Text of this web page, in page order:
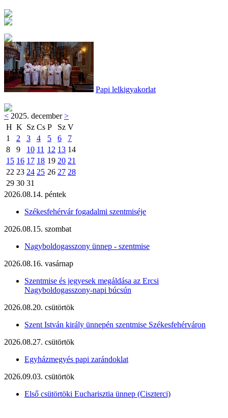
Papi lelkigyakorlat
< 2025. december>
H K Sz Cs P Sz V
1
2 3 4 5 6
7
8
9 10 11 12 13 14
15 16 17 18 19 20 21
22 23 24 25 26 27 28
29 30 31
2026.08.14. péntek
Székesfehérvár fogadalmi szentmiséje
2026.08.15. szombat
Nagyboldogasszony ünnep - szentmise
2026.08.16. vasárnap
Szentmise és jegyesek megáldása az Ercsi
Nagyboldogasszony-napi búcsún
2026.08.20. csütörtök
Szent István király ünnepén szentmise Székesfehérváron
2026.08.27. csütörtök
Egyházmegyés papi zarándoklat
2026.09.03. csütörtök
Első csütörtöki Eucharisztia ünnep (Ciszterci)